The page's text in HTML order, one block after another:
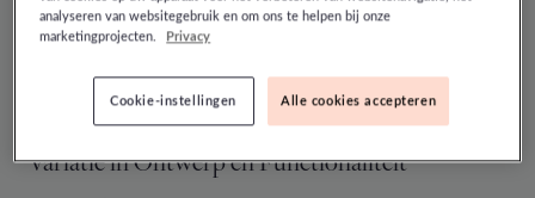
Variatie in Ontwerp en Functionaliteit
analyseren van websitegebruik en om ons te helpen bij onze
marketingprojecten.
Privacy
Alle cookies accepteren
Cookie-instellingen